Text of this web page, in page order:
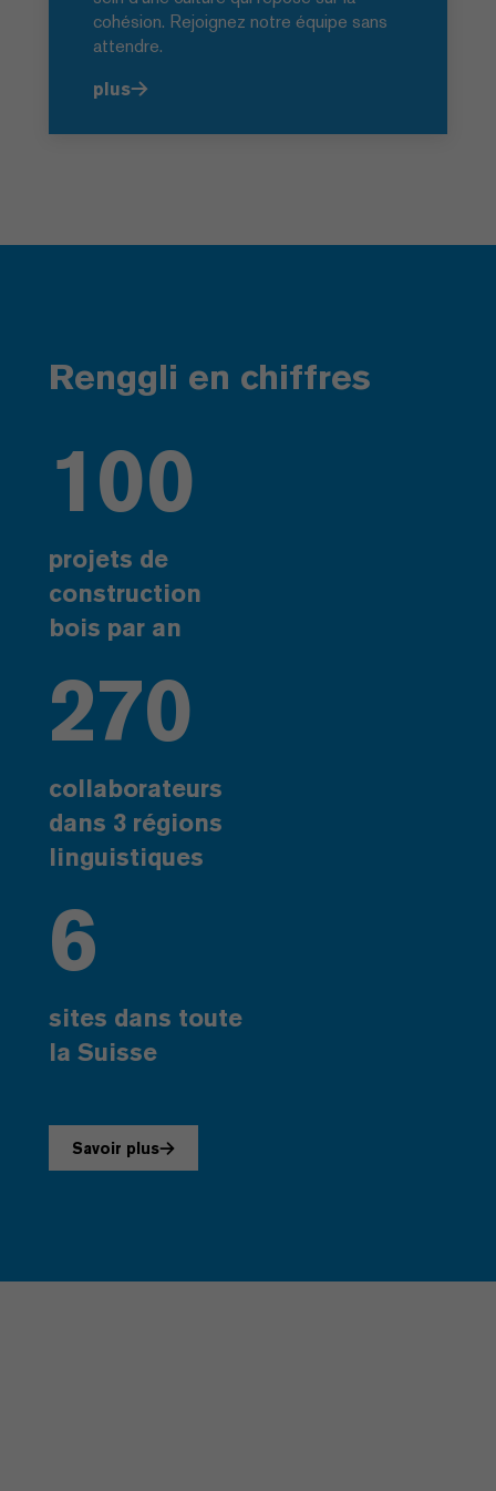
cohésion. Rejoignez notre équipe sans
attendre.
plus
Renggli en chiffres
100
projets de
construction
bois par an
270
collaborateurs
dans 3 régions
linguistiques
6
sites dans toute
la Suisse
Savoir plus